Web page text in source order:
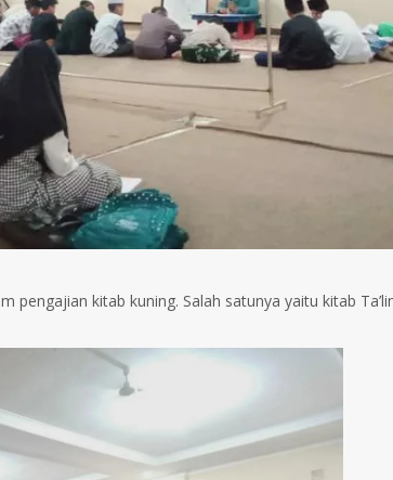
kitab kuning. Salah satunya yaitu kitab